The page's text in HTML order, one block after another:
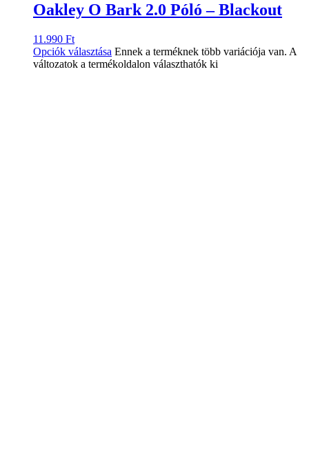
Oakley O Bark 2.0 Póló – Blackout
11.990 Ft
Opciók választása Ennek a terméknek több variációja van. A
változatok a termékoldalon választhatók ki